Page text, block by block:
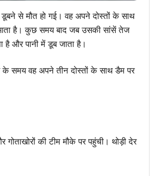
डूबने से मौत हो गई। वह अपने दोस्तों के साथ
है। कुछ समय बाद जब उसकी सांसें तेज
और पानी में डूब जाता है।
के समय वह अपने तीन दोस्तों के साथ डैम पर
की टीम मौके पर पहुंची। थोड़ी देर